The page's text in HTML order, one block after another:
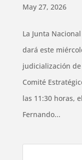
May 27, 2026
La Junta
dará este
judicialización
Comité
las 11:30 horas,
Fernando...